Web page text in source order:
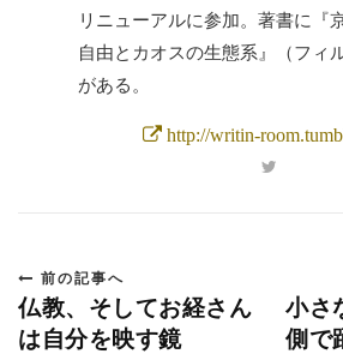
リニューアルに参加。著書に『
自由とカオスの生態系』（フィ
がある。
http://writin-
前の記事へ
仏教、そしてお経さん
は自分を映す鏡
小さ
側で